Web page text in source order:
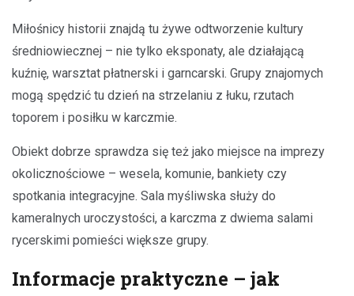
Miłośnicy historii znajdą tu żywe odtworzenie kultury
średniowiecznej – nie tylko eksponaty, ale działającą
kuźnię, warsztat płatnerski i garncarski. Grupy znajomych
mogą spędzić tu dzień na strzelaniu z łuku, rzutach
toporem i posiłku w karczmie.
Obiekt dobrze sprawdza się też jako miejsce na imprezy
okolicznościowe – wesela, komunie, bankiety czy
spotkania integracyjne. Sala myśliwska służy do
kameralnych uroczystości, a karczma z dwiema salami
rycerskimi pomieści większe grupy.
Informacje praktyczne – jak